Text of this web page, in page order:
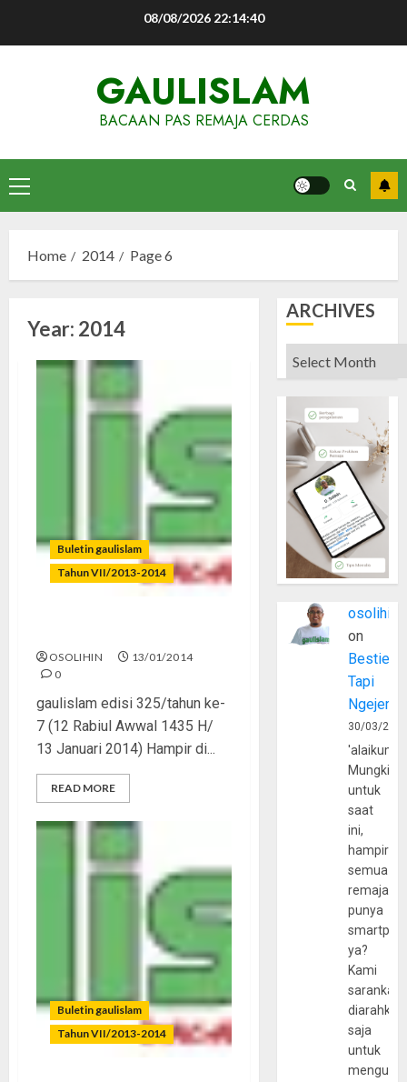
08/08/2026 22:14:40
GAULISLAM
BACAAN PAS REMAJA CERDAS
Primary
Menu
Home 2014 Page 6
Year: 2014
Buletin gaulislam
Tahun VII/2013-2014
OSOLIHIN
13/01/2014
0
gaulislam edisi 325/tahun ke-
7 (12 Rabiul Awwal 1435 H/
13 Januari 2014) Hampir di...
READ MORE
Buletin gaulislam
Tahun VII/2013-2014
ARCHIVES
Archives
osolihin
on
Bestie
Tapi
30/03/
Mungkin
untuk
saat
ini,
hampir
semua
remaja
punya
ya?
Kami
sarankan,
diarahkan
saja
untuk